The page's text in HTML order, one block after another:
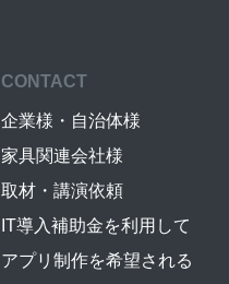
CONTACT
企業様・自治体様
家具関連会社様
取材・講演依頼
IT導入補助金を利用して
アプリ制作を希望される